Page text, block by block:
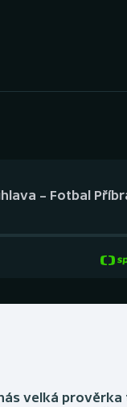
– Fotbal
velká prověrka